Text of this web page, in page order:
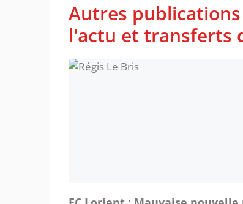
Autres publications
l'actu et transferts